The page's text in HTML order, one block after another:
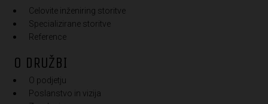
Celovite inženiring storitve
Specializirane storitve
Reference
O DRUŽBI
O podjetju
Poslanstvo in vizija